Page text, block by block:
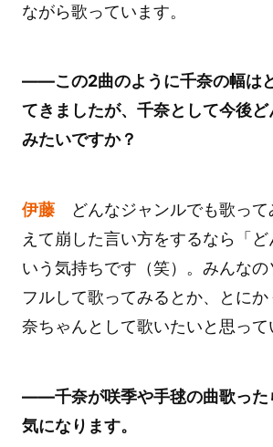
ながら歌っています。
――この2曲のように千奈の幅は
てきましたが、千奈として今後
みたいですか？
伊藤どんなジャンルでも歌って
えて崩した言い方をするなら「ど
いう気持ちです（笑）。みんなの
フルして歌ってみるとか、とに
奈ちゃんとして歌いたいと思って
――千奈が咲季や手毬の曲歌った
気になります。